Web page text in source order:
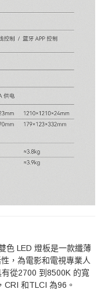
色 LED 燈板是一款纖薄
， 為電影和電視專業人
從2700 到8500K 的寬
和TLCI 為96。